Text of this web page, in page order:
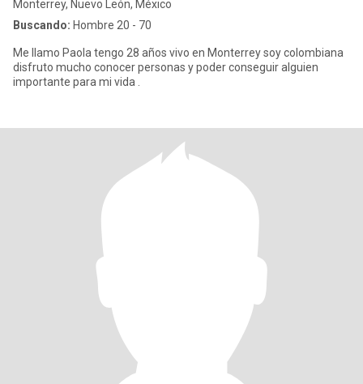
Monterrey, Nuevo León, México
Buscando: Hombre 20 - 70
Me llamo Paola tengo 28 años vivo en Monterrey soy colombiana
disfruto mucho conocer personas y poder conseguir alguien
importante para mi vida .